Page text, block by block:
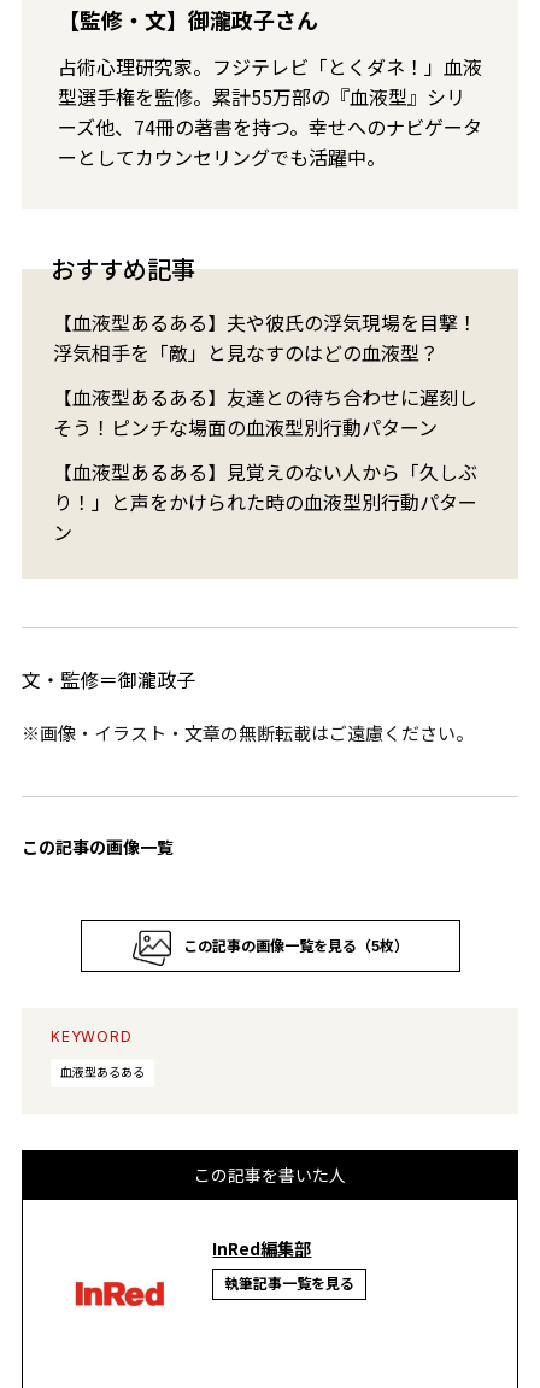
【監修・文】御瀧政子さん
占術心理研究家。フジテレビ「とくダネ！」血液
型選手権を監修。累計55万部の『血液型』シリ
ーズ他、74冊の著書を持つ。幸せへのナビゲータ
ーとしてカウンセリングでも活躍中。
おすすめ記事
【血液型あるある】夫や彼氏の浮気現場を目撃！
浮気相手を「敵」と見なすのはどの血液型？
【血液型あるある】友達との待ち合わせに遅刻し
そう！ピンチな場面の血液型別行動パターン
【血液型あるある】見覚えのない人から「久しぶ
り！」と声をかけられた時の血液型別行動パター
ン
文・監修＝御瀧政子
※画像・イラスト・文章の無断転載はご遠慮ください。
この記事の画像一覧
この記事の画像一覧を見る（5枚）
KEYWORD
血液型あるある
この記事を書いた人
InRed編集部
執筆記事一覧を見る